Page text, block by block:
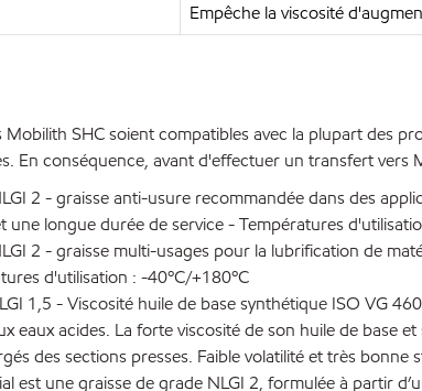
Empêche la viscosité
SHC soient compatibles avec la plupart des
En conséquence, avant d'effectuer un transfert
2 - graisse anti-usure recommandée dans des
longue durée de service - Températures
2 - graisse multi-usages pour la lubrification de
d'utilisation : -40ºC/+180ºC
1,5 - Viscosité huile de base synthétique ISO VG
eaux acides. La forte viscosité de son huile de base
des sections presses. Faible volatilité et très
est une graisse de grade NLGI 2, formulée à partir